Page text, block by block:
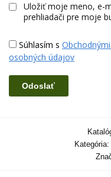
Uložiť moje meno, e-
prehliadači pre moje
Súhlasím s
osobných údajov
Kategória: